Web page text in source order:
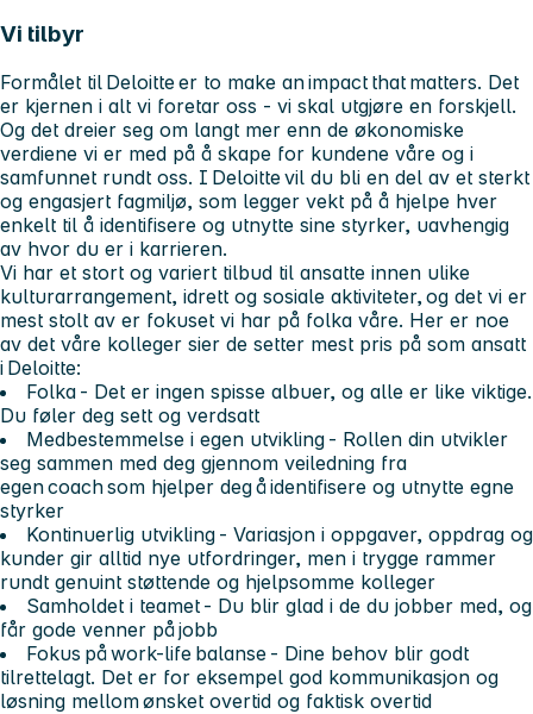
Vi tilbyr
Formålet til Deloitte er to make an impact that matters. Det
er kjernen i alt vi foretar oss - vi skal utgjøre en forskjell.
Og det dreier seg om langt mer enn de økonomiske
verdiene vi er med på å skape for kundene våre og i
samfunnet rundt oss. I Deloitte vil du bli en del av et sterkt
og engasjert fagmiljø, som legger vekt på å hjelpe hver
enkelt til å identifisere og utnytte sine styrker, uavhengig
av hvor du er i karrieren.
Vi har et stort og variert tilbud til ansatte innen ulike
kulturarrangement, idrett og sosiale aktiviteter, og det vi er
mest stolt av er fokuset vi har på folka våre. Her er noe
av det våre kolleger sier de setter mest pris på som ansatt
i Deloitte:
Folka - Det er ingen spisse albuer, og alle er like viktige.
Du føler deg sett og verdsatt
Medbestemmelse i egen utvikling - Rollen din utvikler
seg sammen med deg gjennom veiledning fra
egen coach som hjelper deg å identifisere og utnytte egne
styrker
Kontinuerlig utvikling - Variasjon i oppgaver, oppdrag og
kunder gir alltid nye utfordringer, men i trygge rammer
rundt genuint støttende og hjelpsomme kolleger
Samholdet i teamet - Du blir glad i de du jobber med, og
får gode venner på jobb
Fokus på work-life balanse - Dine behov blir godt
tilrettelagt. Det er for eksempel god kommunikasjon og
løsning mellom ønsket overtid og faktisk overtid